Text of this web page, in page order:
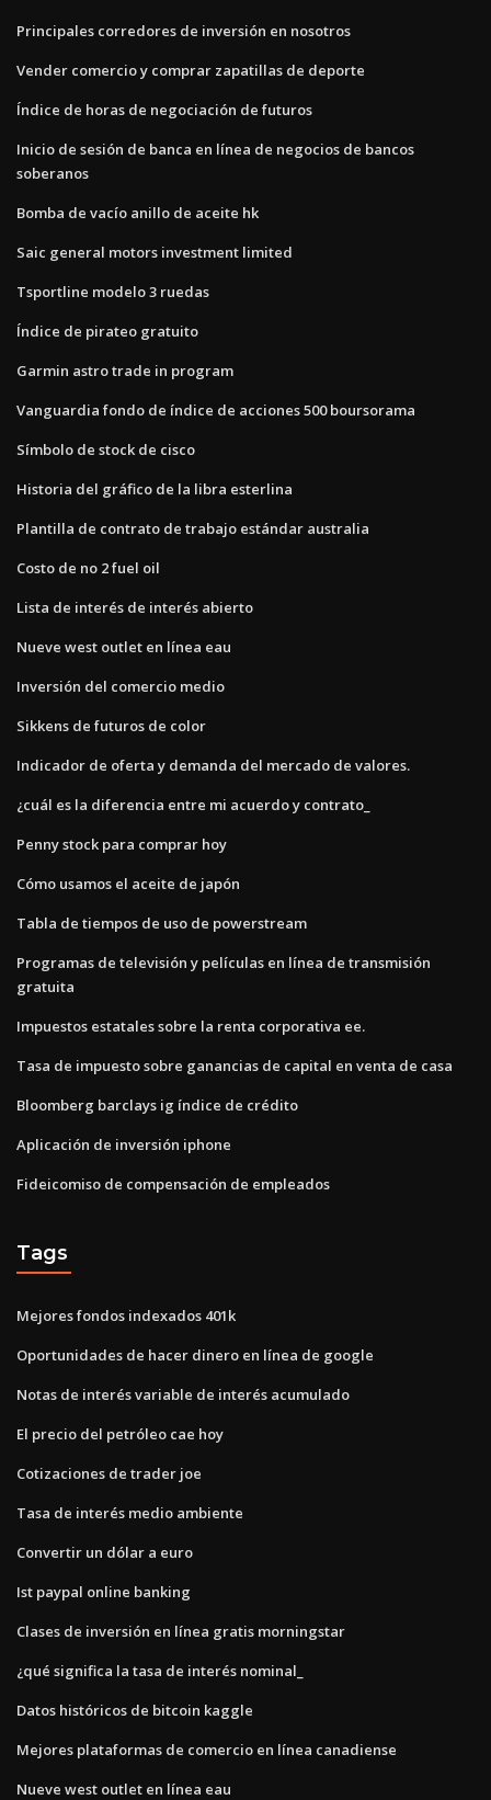
Principales corredores de inversión en nosotros
Vender comercio y comprar zapatillas de deporte
Índice de horas de negociación de futuros
Inicio de sesión de banca en línea de negocios de bancos
soberanos
Bomba de vacío anillo de aceite hk
Saic general motors investment limited
Tsportline modelo 3 ruedas
Índice de pirateo gratuito
Garmin astro trade in program
Vanguardia fondo de índice de acciones 500 boursorama
Símbolo de stock de cisco
Historia del gráfico de la libra esterlina
Plantilla de contrato de trabajo estándar australia
Costo de no 2 fuel oil
Lista de interés de interés abierto
Nueve west outlet en línea eau
Inversión del comercio medio
Sikkens de futuros de color
Indicador de oferta y demanda del mercado de valores.
¿cuál es la diferencia entre mi acuerdo y contrato_
Penny stock para comprar hoy
Cómo usamos el aceite de japón
Tabla de tiempos de uso de powerstream
Programas de televisión y películas en línea de transmisión
gratuita
Impuestos estatales sobre la renta corporativa ee.
Tasa de impuesto sobre ganancias de capital en venta de casa
Bloomberg barclays ig índice de crédito
Aplicación de inversión iphone
Fideicomiso de compensación de empleados
Tags
Mejores fondos indexados 401k
Oportunidades de hacer dinero en línea de google
Notas de interés variable de interés acumulado
El precio del petróleo cae hoy
Cotizaciones de trader joe
Tasa de interés medio ambiente
Convertir un dólar a euro
Ist paypal online banking
Clases de inversión en línea gratis morningstar
¿qué significa la tasa de interés nominal_
Datos históricos de bitcoin kaggle
Mejores plataformas de comercio en línea canadiense
Nueve west outlet en línea eau